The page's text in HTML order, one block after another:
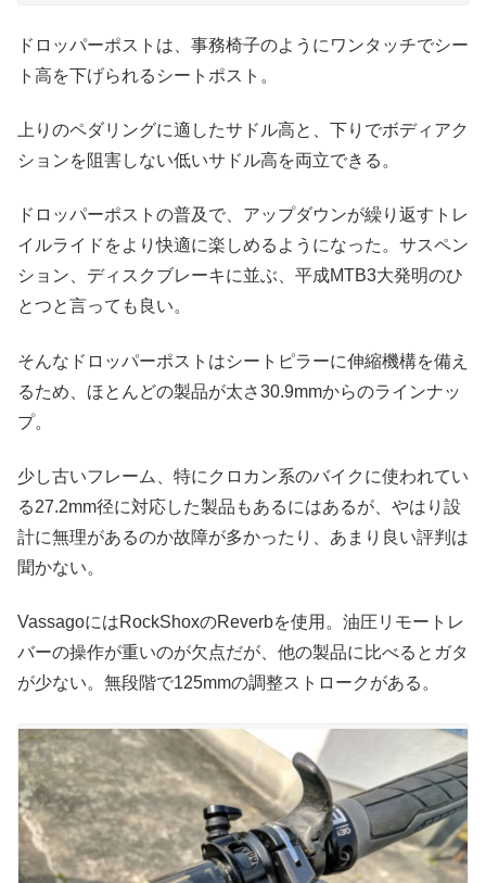
ドロッパーポストは、事務椅子のようにワンタッチでシー
ト高を下げられるシートポスト。
上りのペダリングに適したサドル高と、下りでボディアク
ションを阻害しない低いサドル高を両立できる。
ドロッパーポストの普及で、アップダウンが繰り返すトレ
イルライドをより快適に楽しめるようになった。サスペン
ション、ディスクブレーキに並ぶ、平成MTB3大発明のひ
とつと言っても良い。
そんなドロッパーポストはシートピラーに伸縮機構を備え
るため、ほとんどの製品が太さ30.9mmからのラインナッ
プ。
少し古いフレーム、特にクロカン系のバイクに使われてい
る27.2mm径に対応した製品もあるにはあるが、やはり設
計に無理があるのか故障が多かったり、あまり良い評判は
聞かない。
VassagoにはRockShoxのReverbを使用。油圧リモートレ
バーの操作が重いのが欠点だが、他の製品に比べるとガタ
が少ない。無段階で125mmの調整ストロークがある。